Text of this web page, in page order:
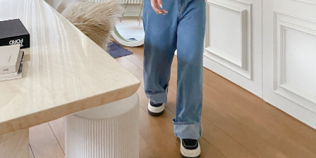
MADE
세트할인 ~30%
살안타템
110사이즈
니트
블라우스
원피스
팬츠
스커트